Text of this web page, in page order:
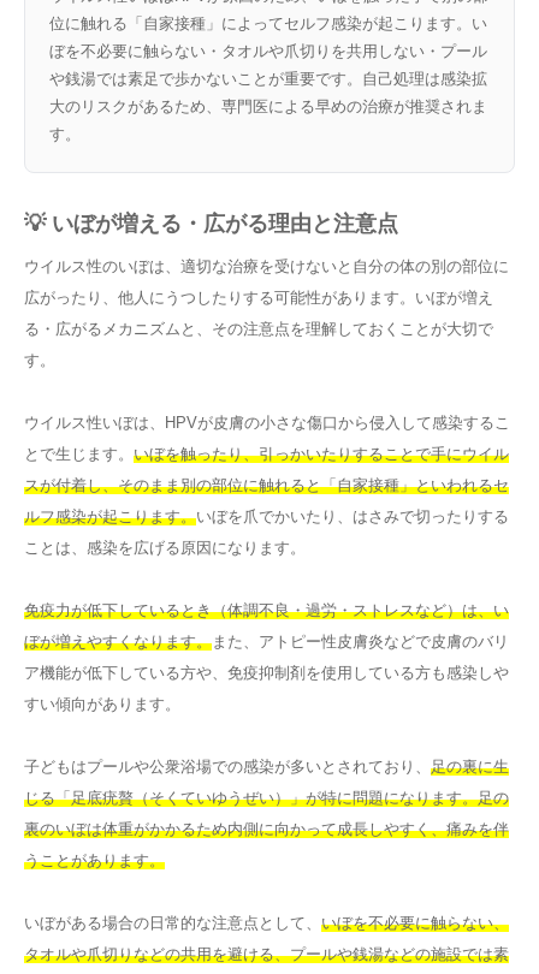
位に触れる「自家接種」によってセルフ感染が起こります。い
ぼを不必要に触らない・タオルや爪切りを共用しない・プール
や銭湯では素足で歩かないことが重要です。自己処理は感染拡
大のリスクがあるため、専門医による早めの治療が推奨されま
す。
💡 いぼが増える・広がる理由と注意点
ウイルス性のいぼは、適切な治療を受けないと自分の体の別の部位に
広がったり、他人にうつしたりする可能性があります。いぼが増え
る・広がるメカニズムと、その注意点を理解しておくことが大切で
す。
ウイルス性いぼは、HPVが皮膚の小さな傷口から侵入して感染するこ
とで生じます。 いぼを触ったり、引っかいたりすることで手にウイル
スが付着し、そのまま別の部位に触れると「自家接種」といわれるセ
ルフ感染が起こります。いぼを爪でかいたり、はさみで切ったりする
ことは、感染を広げる原因になります。
免疫力が低下しているとき（体調不良・過労・ストレスなど）は、い
ぼが増えやすくなります。 また、アトピー性皮膚炎などで皮膚のバリ
ア機能が低下している方や、免疫抑制剤を使用している方も感染しや
すい傾向があります。
子どもはプールや公衆浴場での感染が多いとされており、 足の裏に生
じる「足底疣贅（そくていゆうぜい）」が特に問題になります。足の
裏のいぼは体重がかかるため内側に向かって成長しやすく、痛みを伴
うことがあります。
いぼがある場合の日常的な注意点として、 いぼを不必要に触らない、
タオルや爪切りなどの共用を避ける、プールや銭湯などの施設では素